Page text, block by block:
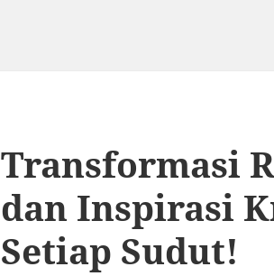
Transformasi
dan Inspirasi
Setiap Sudut!